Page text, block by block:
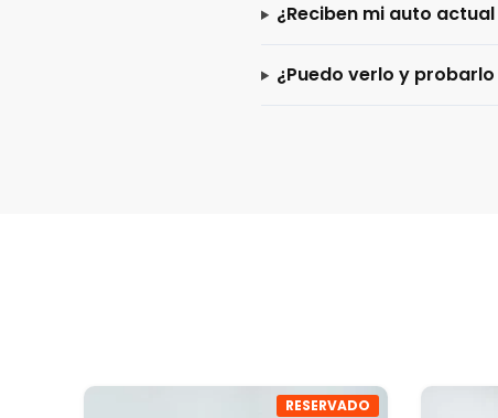
¿Reciben mi auto
¿Puedo verlo y
RESERVADO